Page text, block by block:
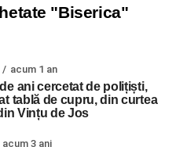
"Biserica"
acum 1 an
ani cercetat de polițiști,
tablă de cupru, din curtea
Vințu de Jos
acum 3 ani